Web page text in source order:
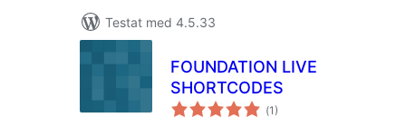
Testat med 4.5.33
FOUNDATION LIVE
SHORTCODES
(Totalt
antal
1)